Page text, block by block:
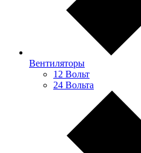
Вентиляторы
12 Вольт
24 Вольта